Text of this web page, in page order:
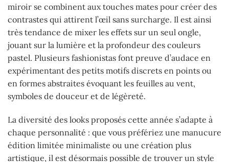
miroir se combinent aux touches mates pour créer des
contrastes qui attirent l’œil sans surcharge. Il est ainsi
très tendance de mixer les effets sur un seul ongle,
jouant sur la lumière et la profondeur des couleurs
pastel. Plusieurs fashionistas font preuve d’audace en
expérimentant des petits motifs discrets en points ou
en formes abstraites évoquant les feuilles au vent,
symboles de douceur et de légèreté.
La diversité des looks proposés cette année s’adapte à
chaque personnalité : que vous préfériez une manucure
édition limitée minimaliste ou une création plus
artistique, il est désormais possible de trouver un style